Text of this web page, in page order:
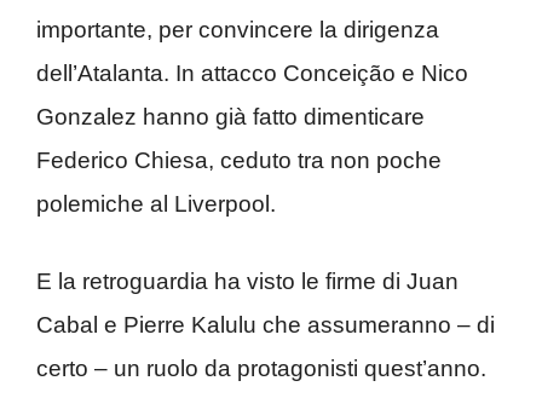
importante, per convincere la dirigenza
dell’Atalanta. In attacco Conceição e Nico
Gonzalez hanno già fatto dimenticare
Federico Chiesa, ceduto tra non poche
polemiche al Liverpool.
E la retroguardia ha visto le firme di Juan
Cabal e Pierre Kalulu che assumeranno – di
certo – un ruolo da protagonisti quest’anno.